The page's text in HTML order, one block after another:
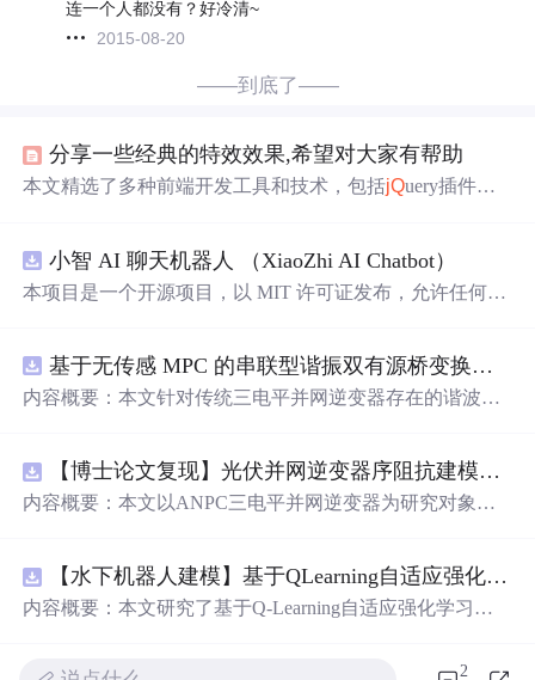
连一个人都没有？好冷清~
2015-08-20
——到底了——
分享一些经典的特效效果,希望对大家有帮助
本文精选了多种前端开发工具和技术，包括jQuery插件、e
导航监听等实用功能。
小智 AI 聊天机器人 （XiaoZhi AI Chatbot）
本项目是一个开源项目，以 MIT 许可证发布，允许任何人
速发展的大语言模型应用到实际的硬件设备中。无论你是
对 AI 感兴趣的学生，还是想要探索新技术的开发者，都可
基于无传感 MPC 的串联型谐振双有源桥变换器动态性能优化（Simulink仿真实现）
内容概要：本文针对传统三电平并网逆变器存在的谐波含
高性能并网控制策略。该策略融合了双极性倍频脉宽调制
（DPWMA）、正负序分离锁相技术和电网电压前馈控
及动态扰动等多种工况下进行验证，结果表明该复合控制
策略能显著降低并网电流谐波，提升锁相精度，有效抑制
功率波动，并大幅缩短系统动态调节时间，增强了逆变器
力电子、新能源并网、智能电网等相关领域的科研人员及
【博士论文复现】光伏并网逆变器序阻抗建模、扫频辨识与弱电网交互稳定性分析【阻抗建模、验证扫频法】（Matlab代码、Simulink仿真实现）
内容概要：本文以ANPC三电平并网逆变器为研究对象，
通过对ANPC拓扑结构的分析，阐明其在开关损耗均衡、
中点电位稳定和低输出谐波方面的硬件优势，为高质量并
【水下机器人建模】基于QLearning自适应强化学习PID控制器在AUV中的应用研究（Matlab代码实现）
内容概要：本文研究了基于Q-Learning自适应强化学习的PI
2